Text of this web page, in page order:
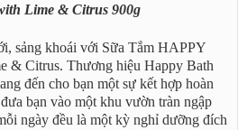
Lime & Citrus 900g
sảng khoái với Sữa Tắm HAPPY
& Citrus. Thương hiệu Happy Bath
đến cho bạn một sự kết hợp hoàn
bạn vào một khu vườn tràn ngập
ngày đều là một kỳ nghỉ dưỡng đích